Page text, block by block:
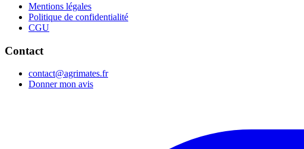
Mentions légales
Politique de confidentialité
CGU
Contact
contact@agrimates.fr
Donner mon avis